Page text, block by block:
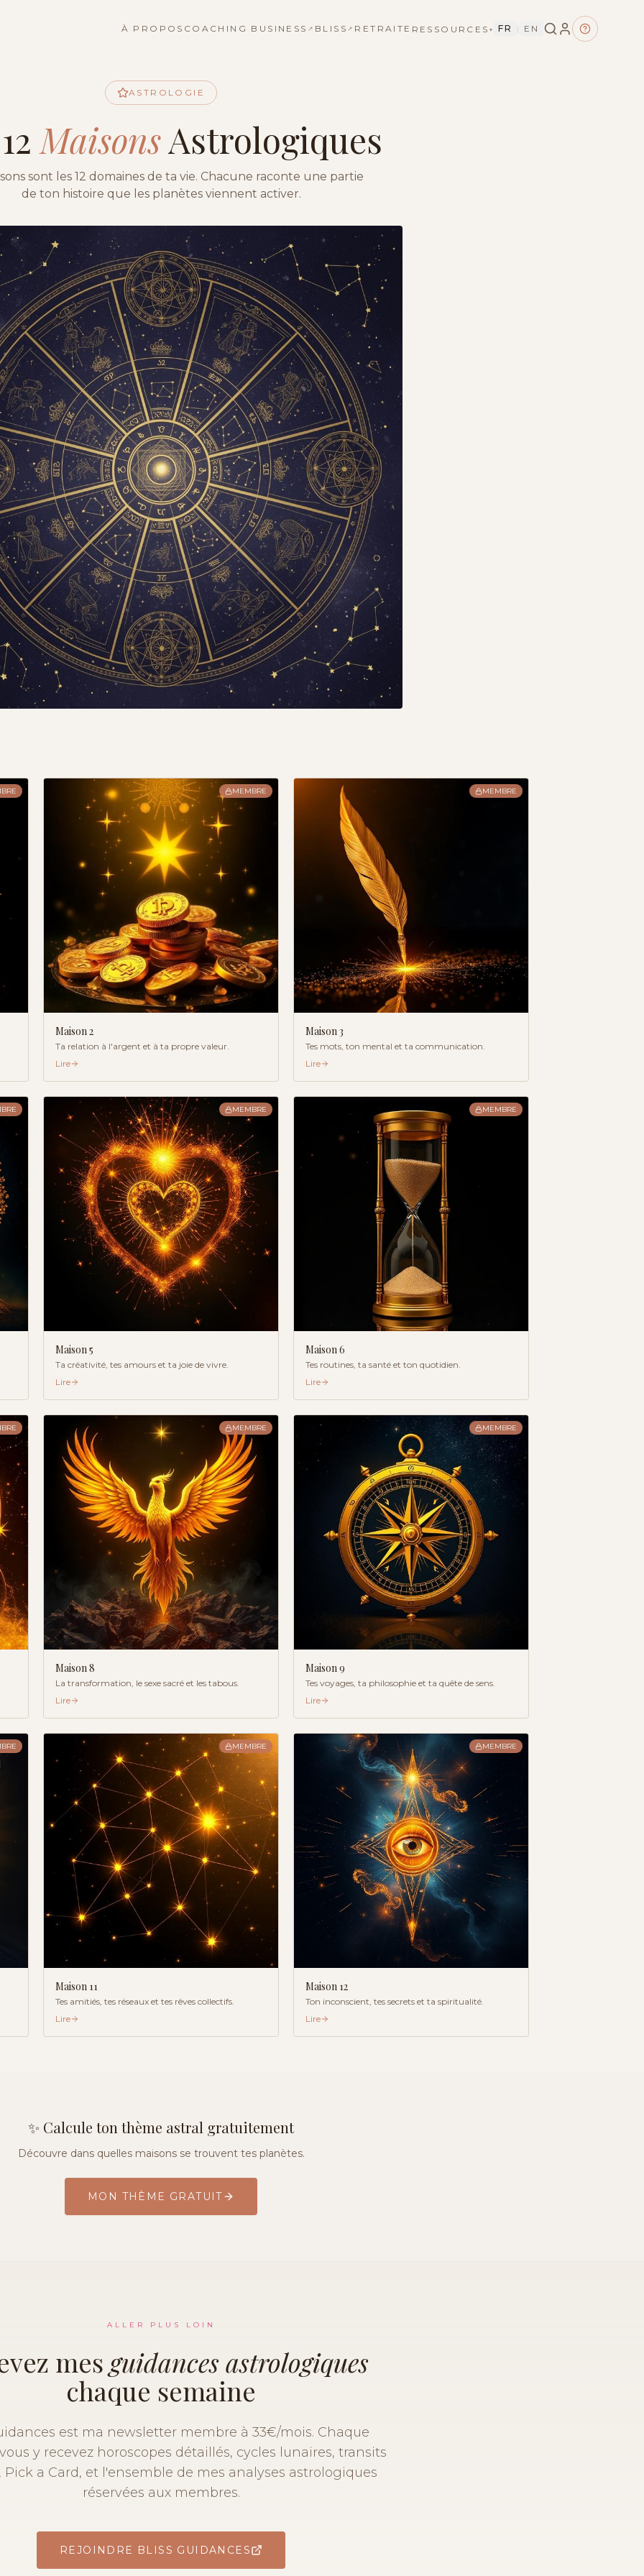
À PROPOS COACHING BUSINESS ↗ BLISS ↗ RETRAITE RESSOURCES ▾ FR | EN
ASTROLOGIE
MaisonsAstrologiques
sont les 12 domaines de ta vie. Chacune raconte une partie
de ton histoire que les planètes viennent activer.
MEMBRE
Maison2
Ta relation à l'argent et à ta propre valeur.
Lire
MEMBRE
Maison3
Tes mots, ton mental et ta communication.
Lire
MEMBRE
Maison5
Ta créativité, tes amours et ta joie de vivre.
Lire
MEMBRE
Maison6
Tes routines, ta santé et ton quotidien.
Lire
MEMBRE
Maison8
La transformation, le sexe sacré et les tabous.
Lire
MEMBRE
Maison9
Tes voyages, ta philosophie et ta quête de sens.
Lire
MEMBRE
Maison 11
Tes amitiés, tes réseaux et tes rêves collectifs.
Lire
MEMBRE
Maison 12
Ton inconscient, tes secrets et ta spiritualité.
Lire
✨ Calcule ton thème astral gratuitement
Découvre dans quelles maisons se trouvent tes planètes.
MON THÈME GRATUIT
ALLER PLUS LOIN
mes guidances astrologiques
chaque semaine
est ma newsletter membre à 33€/mois. Chaque
y recevez horoscopes détaillés, cycles lunaires, transits
Pick a Card, et l'ensemble de mes analyses astrologiques
réservées aux membres.
REJOINDRE BLISS GUIDANCES